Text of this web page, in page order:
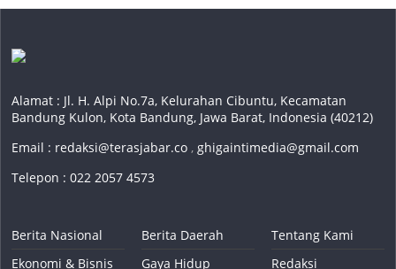
Alamat : Jl. H. Alpi No.7a, Kelurahan Cibuntu, Kecamatan
Bandung Kulon, Kota Bandung, Jawa Barat, Indonesia (40212)
Email : redaksi@terasjabar.co ,ghigaintimedia@gmail.com
Telepon : 022 2057 4573
Berita Nasional
Ekonomi & Bisnis
Berita Daerah
Gaya Hidup
Tentang Kami
Redaksi